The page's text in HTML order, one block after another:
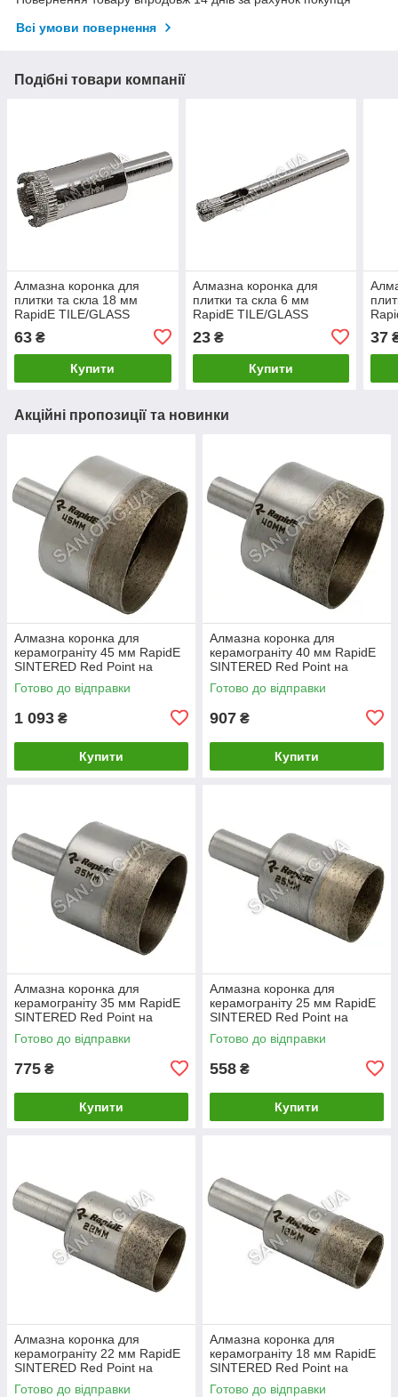
Всі умови повернення
Подібні товари компанії
Алмазна коронка для
плитки та скла 18 мм
RapidE TILE/GLASS
63 ₴
Купити
Алмазна коронка для
плитки та скла 6 мм
RapidE TILE/GLASS
23₴
Купити
37
Акційні пропозиції та новинки
Алмазна коронка для
керамограніту 45 мм RapidE
SINTERED Red Point на
Дриль
Готово до відправки
1 093 ₴
Купити
Алмазна коронка для
керамограніту 40 мм RapidE
SINTERED Red Point на
Дриль
Готово до відправки
907 ₴
Купити
Алмазна коронка для
керамограніту 35 мм RapidE
SINTERED Red Point на
Дриль
Готово до відправки
775 ₴
Купити
Алмазна коронка для
керамограніту 25 мм RapidE
SINTERED Red Point на
Дриль
Готово до відправки
558 ₴
Купити
Алмазна коронка для
керамограніту 22 мм RapidE
SINTERED Red Point на
Дриль
Готово до відправки
Алмазна коронка для
керамограніту 18 мм RapidE
SINTERED Red Point на
Дриль
Готово до відправки